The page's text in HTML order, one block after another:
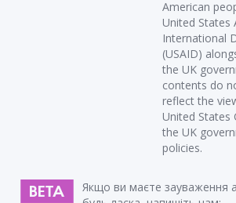
American
United States
International
(USAID)
the UK
contents do
reflect the
United States
the UK
policies.
Якщо ви маєте зауваження